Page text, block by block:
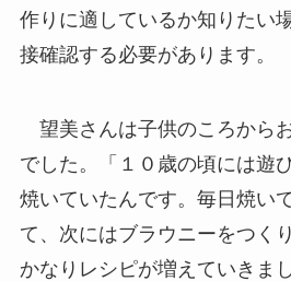
作りに適しているか知りたい
接確認する必要があります。
望美さんは子供のころから
でした。「１０歳の頃には遊
焼いていたんです。毎日焼い
て、次にはブラウニーをつく
かなりレシピが増えていきま